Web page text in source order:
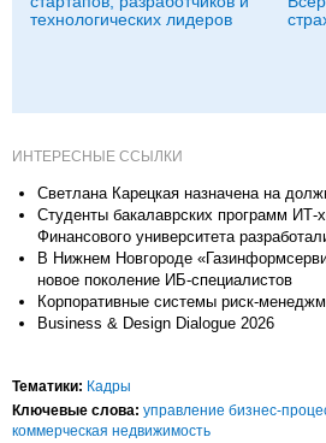
технологических лидеров
ИНТЕРЕСНЫЕ ССЫЛКИ
Светлана Карецкая назначена на
Студенты бакалаврских программ
Финансового университета
В Нижнем Новгороде
новое поколение ИБ-специалистов
Корпоративные системы риск-
Business & Design Dialogue 2026
Тематики: Кадры
Ключевые слова: управление бизнес-
коммерческая недвижимость